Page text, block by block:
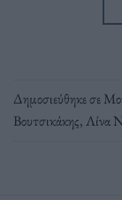
Δημοσιεύθηκε σε
Βουτσικάκης,Λίνα